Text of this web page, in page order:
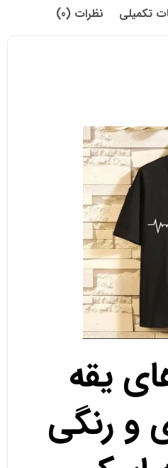
تکمیلی نظرات (0)
یقه
و رنگی